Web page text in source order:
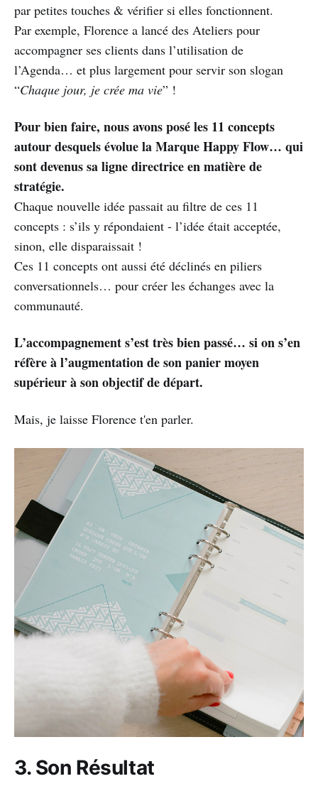
par petites touches & vérifier si elles fonctionnent.
Par exemple, Florence a lancé des Ateliers pour
accompagner ses clients dans l’utilisation de
l’Agenda… et plus largement pour servir son slogan
“Chaque jour, je crée ma vie” !
Pour bien faire, nous avons posé les 11 concepts
autour desquels évolue la Marque Happy Flow… qui
sont devenus sa ligne directrice en matière de
stratégie.
Chaque nouvelle idée passait au filtre de ces 11
concepts : s’ils y répondaient - l’idée était acceptée,
sinon, elle disparaissait !
Ces 11 concepts ont aussi été déclinés en piliers
conversationnels… pour créer les échanges avec la
communauté.
L’accompagnement s’est très bien passé… si on s’en
réfère à l’augmentation de son panier moyen
supérieur à son objectif de départ.
Mais, je laisse Florence t'en parler.
3. Son Résultat